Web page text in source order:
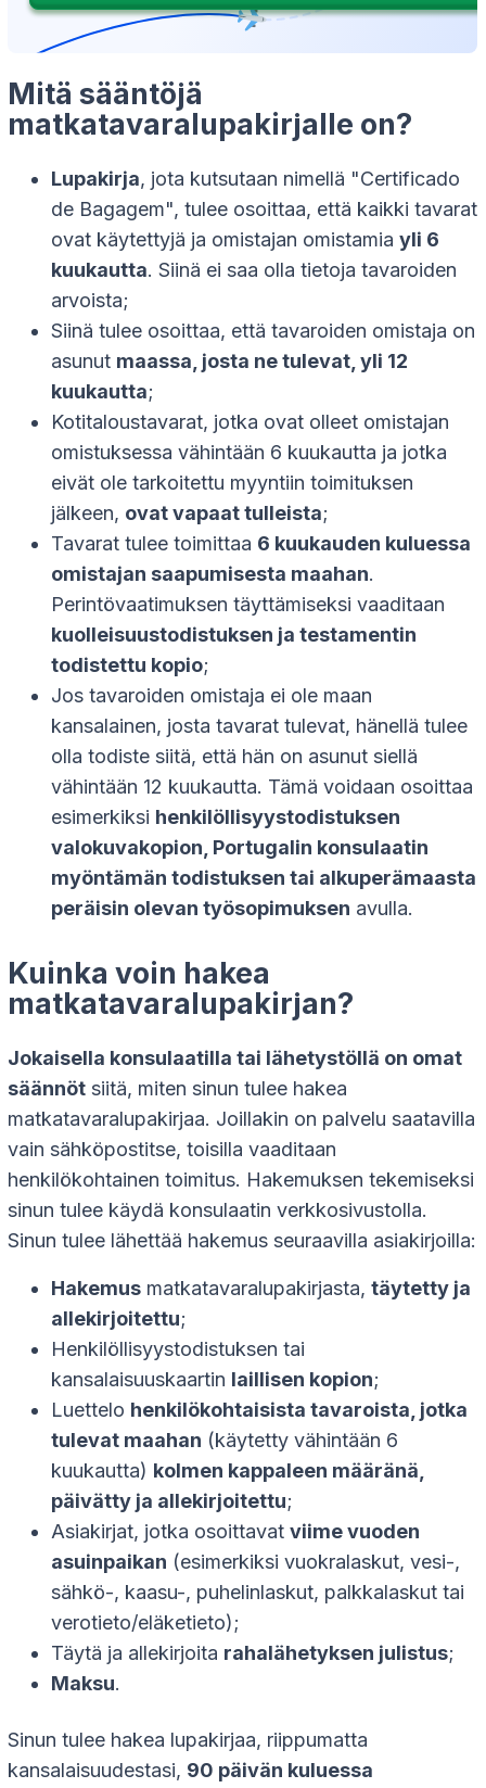
Mitä sääntöjä
matkatavaralupakirjalle on?
Lupakirja, jota kutsutaan nimellä "Certificado
de Bagagem", tulee osoittaa, että kaikki tavarat
ovat käytettyjä ja omistajan omistamia yli 6
kuukautta. Siinä ei saa olla tietoja tavaroiden
arvoista;
Siinä tulee osoittaa, että tavaroiden omistaja on
asunut maassa, josta ne tulevat, yli 12
kuukautta;
Kotitaloustavarat, jotka ovat olleet omistajan
omistuksessa vähintään 6 kuukautta ja jotka
eivät ole tarkoitettu myyntiin toimituksen
jälkeen, ovat vapaat tulleista;
Tavarat tulee toimittaa 6 kuukauden kuluessa
omistajan saapumisesta maahan.
Perintövaatimuksen täyttämiseksi vaaditaan
kuolleisuustodistuksen ja testamentin
todistettu kopio;
Jos tavaroiden omistaja ei ole maan
kansalainen, josta tavarat tulevat, hänellä tulee
olla todiste siitä, että hän on asunut siellä
vähintään 12 kuukautta. Tämä voidaan osoittaa
esimerkiksi henkilöllisyystodistuksen
valokuvakopion, Portugalin konsulaatin
myöntämän todistuksen tai alkuperämaasta
peräisin olevan työsopimuksen avulla.
Kuinka voin hakea
matkatavaralupakirjan?
Jokaisella konsulaatilla tai lähetystöllä on omat
säännöt siitä, miten sinun tulee hakea
matkatavaralupakirjaa. Joillakin on palvelu saatavilla
vain sähköpostitse, toisilla vaaditaan
henkilökohtainen toimitus. Hakemuksen tekemiseksi
sinun tulee käydä konsulaatin verkkosivustolla.
Sinun tulee lähettää hakemus seuraavilla asiakirjoilla:
Hakemus matkatavaralupakirjasta, täytetty ja
allekirjoitettu;
Henkilöllisyystodistuksen tai
kansalaisuuskaartin laillisen kopion;
Luettelo henkilökohtaisista tavaroista, jotka
tulevat maahan (käytetty vähintään 6
kuukautta) kolmen kappaleen määränä,
päivätty ja allekirjoitettu;
Asiakirjat, jotka osoittavat viime vuoden
asuinpaikan (esimerkiksi vuokralaskut, vesi-,
sähkö-, kaasu-, puhelinlaskut, palkkalaskut tai
verotieto/eläketieto);
Täytä ja allekirjoita rahalähetyksen julistus;
Maksu.
Sinun tulee hakea lupakirjaa, riippumatta
kansalaisuudestasi, 90 päivän kuluessa